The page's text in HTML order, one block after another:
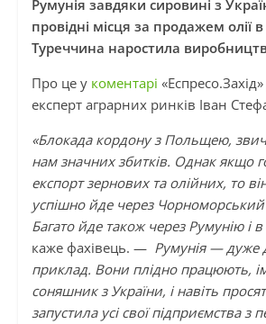
Румунія завдяки сировині з
провідні місця за продажем олії
Туреччина наростила
Про це у коментарі
експерт аграрних ринків Іван
«Блокада кордону з Польщею,
нам значних збитків. Однак якщо
експорт зернових та олійних, то
успішно йде через
Багато йде також через Румунію і
каже фахівець. — Румунія — дуже
приклад. Вони плідно працюють,
соняшник з України, і навіть
запустила усі свої підприємства з